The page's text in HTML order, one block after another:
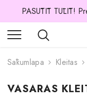
PASŪTĪT TŪLĪT!
Sākumlapa Kleitas
VASARAS